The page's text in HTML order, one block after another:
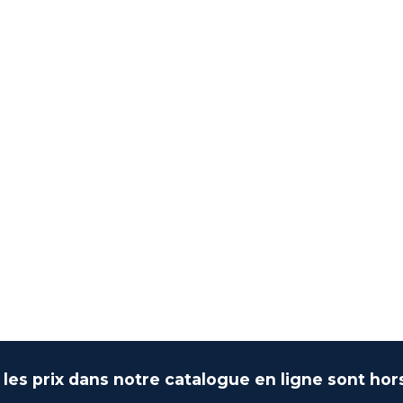
les prix dans notre catalogue en ligne sont